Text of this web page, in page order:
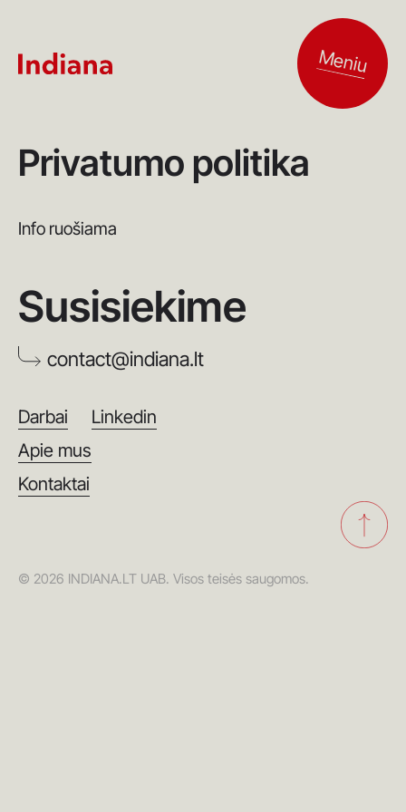
Meniu
Privatumo politika
Info ruošiama
Susisiekime
contact@indiana.lt
Darbai
Apie mus
Kontaktai
Linkedin
© 2026 INDIANA.LT UAB. Visos teisės saugomos.